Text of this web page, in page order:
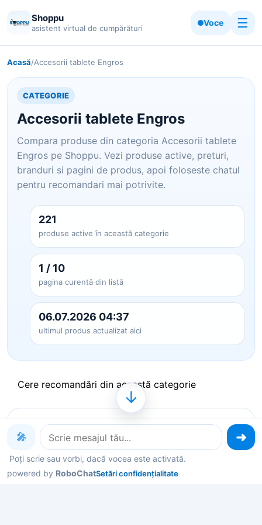
Shoppu
asistent virtual de cumpărături
Voce ☰
Acasă/Accesorii tablete Engros
CATEGORIE
Accesorii tablete Engros
Compara produse din categoria Accesorii tablete
Engros pe Shoppu. Vezi produse active, preturi,
branduri si pagini de produs, apoi foloseste chatul
pentru recomandari mai potrivite.
221
produse active în această categorie
1 / 10
pagina curentă din listă
06.07.2026 04:37
ultimul produs actualizat aici
Cere recomandări din această categorie
Produse pe care le poți explora
acum
Deschide un produs ca să vezi detalii, sau spune-
🎤
Poți scrie sau vorbi, dacă vocea este activată.
powered by RoboChatSetări confidențialitate
↓